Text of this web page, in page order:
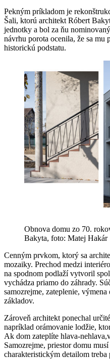
Pekným príkladom je
Šali, ktorú architekt Róbert
jednotky a bol za ňu
návrhu porota ocenila, že sa
historickú podstatu.
Obnova domu zo 70.
Bakyta, foto: Matej Hakár
Cenným prvkom, ktorý sa
mozaiky. Prechod medzi
na spodnom podlaží vytvoril
vychádza priamo do záhrady.
samozrejme, zateplenie,
základov.
Zároveň architekt ponechal
napríklad orámovanie lodžie,
Ak dom zateplíte hlava-
Samozrejme, priestor domu
charakteristickým detailom